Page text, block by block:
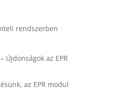
rendszerben
Újdonságok az EPR
az EPR modul